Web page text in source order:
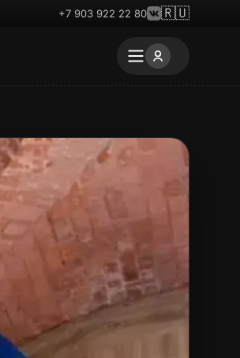
+7 903 922 22 80 🇷🇺